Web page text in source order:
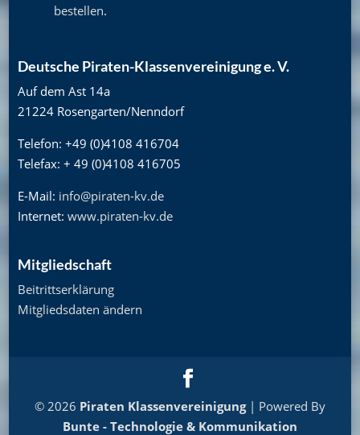
bestellen.
Deutsche Piraten-Klassenvereinigung e. V.
Auf dem Ast 14a
21224 Rosengarten/Nenndorf
Telefon: +49 (0)4108 416704
Telefax: + 49 (0)4108 416705
E-Mail: info@piraten-kv.de
Internet: www.piraten-kv.de
Mitgliedschaft
Beitrittserklärung
Mitgliedsdaten ändern
© 2026 Piraten Klassenvereinigung| Powered By
Bunte - Technologie & Kommunikation